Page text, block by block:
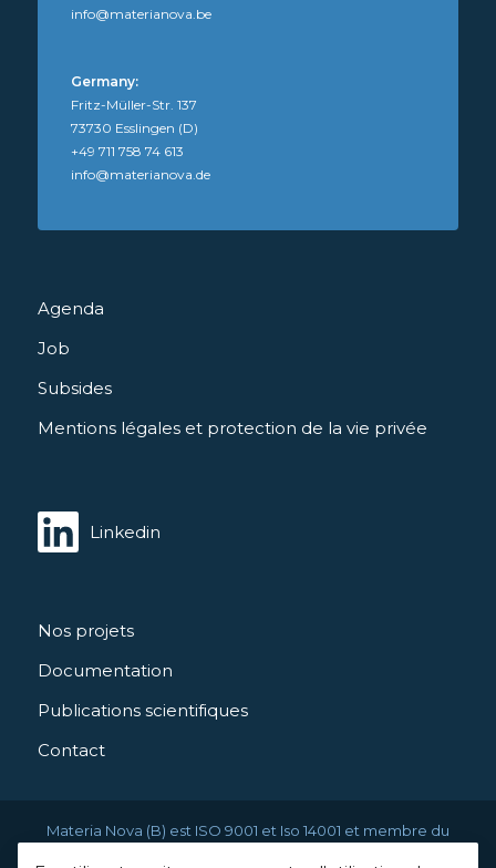
Nos projets
Documentation
Publications scientifiques
Contact
Agenda
Job
Subsides
Mentions légales et protection de la vie privée
info@materianova.be
Germany:
Fritz-Müller-Str. 137
73730 Esslingen (D)
+49 711 758 74 613
info@materianova.de
Linkedin
Materia Nova (B) est ISO 9001 et Iso 14001 et membre du